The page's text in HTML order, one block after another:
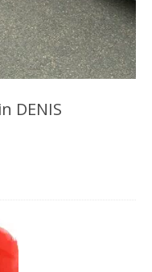
DENIS